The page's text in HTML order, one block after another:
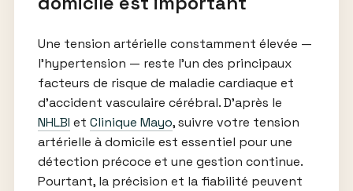
Une tension artérielle constamment élevée —
l’hypertension — reste l’un des principaux
facteurs de risque de maladie cardiaque et
d’accident vasculaire cérébral. D’après le
NHLBI et Clinique Mayo, suivre votre tension
artérielle à domicile est essentiel pour une
détection précoce et une gestion continue.
Pourtant, la précision et la fiabilité peuvent